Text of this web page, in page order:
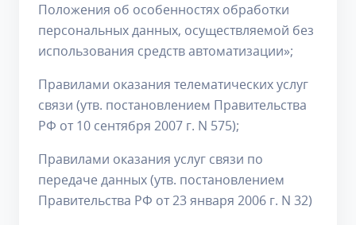
Положения об особенностях обработки
персональных данных, осуществляемой без
использования средств автоматизации»;
Правилами оказания телематических услуг
связи (утв. постановлением Правительства
РФ от 10 сентября 2007 г. N 575);
Правилами оказания услуг связи по
передаче данных (утв. постановлением
Правительства РФ от 23 января 2006 г. N 32)